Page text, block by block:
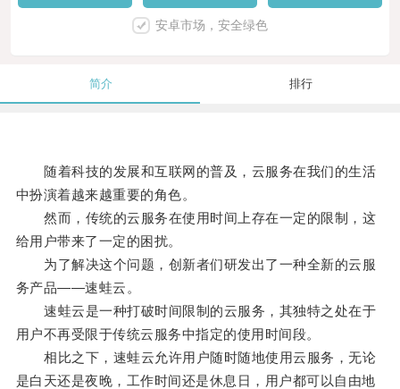
安卓市场，安全绿色
简介 排行
随着科技的发展和互联网的普及，云服务在我们的生活
中扮演着越来越重要的角色。
然而，传统的云服务在使用时间上存在一定的限制，这
给用户带来了一定的困扰。
为了解决这个问题，创新者们研发出了一种全新的云服
务产品——速蛙云。
速蛙云是一种打破时间限制的云服务，其独特之处在于
用户不再受限于传统云服务中指定的使用时间段。
相比之下，速蛙云允许用户随时随地使用云服务，无论
是白天还是夜晚，工作时间还是休息日，用户都可以自由地